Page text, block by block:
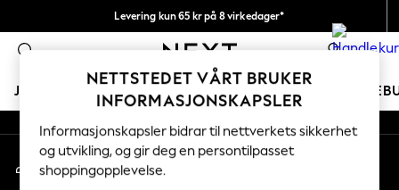
Levering kun 65 kr på 8 virkedager*
Vi betaler alle tollavgifter 0
JENTER GUTTER BABY KVINNER MENN
GIRLS
New In
50 - 92cm
An error occurred on client
Våre sosiale nettverk
Min konto
Logg inn på kontoen din
NETTSTEDET VÅRT BRUKER
INFORMASJONSKAPSLER
Informasjonskapsler bidrar til nettverkets sikkerhet
og utvikling, og gir deg en persontilpasset
shoppingopplevelse.